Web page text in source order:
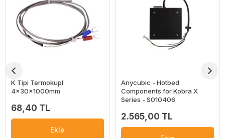
K Tipi Termokupl
4x30x1000mm
68,40 TL
Ekle
Anycubic - Hotbed
Components for Kobra X
Series - S010406
2.565,00 TL